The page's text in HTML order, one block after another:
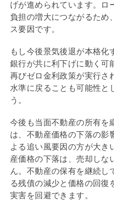
げが進められています。ロ
負担の増大につながるため
ス要因です。
もし今後景気後退が本格化
銀行が共に利下げに動く可
再びゼロ金利政策が実行さ
水準に戻ることも可能性と
う。
今後も当面不動産の所有を
は、不動産価格の下落の影
よる追い風要因の方が大き
産価格の下落は、売却しな
ん。不動産の保有を継続し
る残債の減少と価格の回復
実害を回避できます。